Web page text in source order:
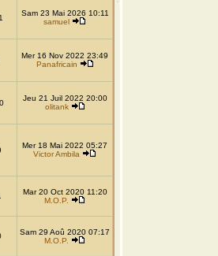
Sam 23 Mai 2026 10:11
samuel
Mer 16 Nov 2022 23:49
Panafricain
Jeu 21 Juil 2022 20:00
olitank
Mer 18 Mai 2022 05:27
Victor Ambila
Mar 20 Oct 2020 11:20
M.O.P.
Sam 29 Aoû 2020 07:17
M.O.P.